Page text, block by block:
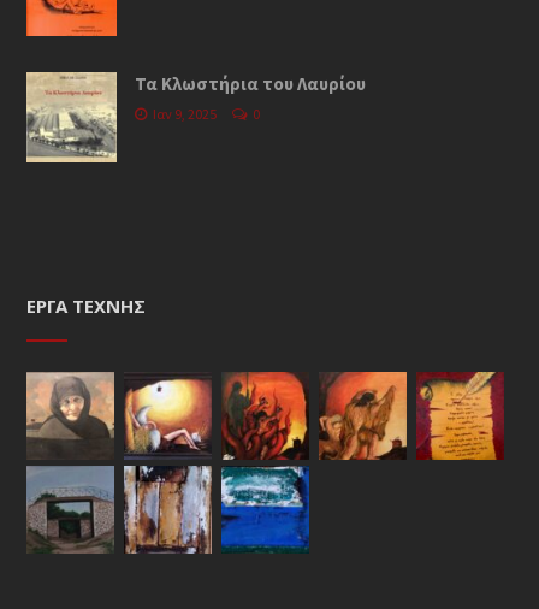
Τα Κλωστήρια του Λαυρίου
Ιαν 9, 2025 0
ΈΡΓΑ ΤΈΧΝΗΣ